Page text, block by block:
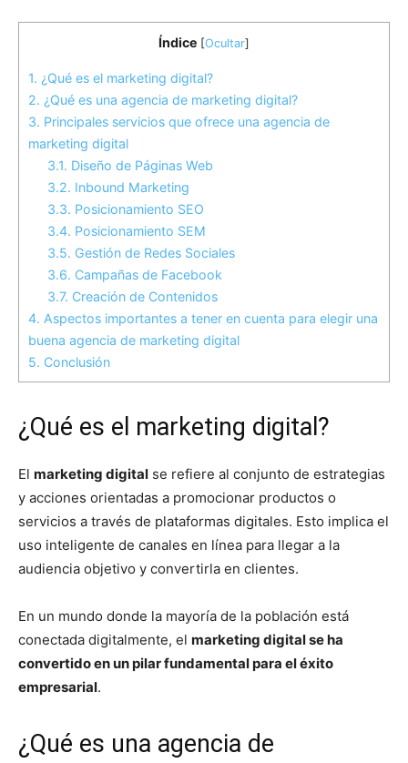
Índice [Ocultar]
1. ¿Qué es el marketing digital?
2. ¿Qué es una agencia de marketing digital?
3. Principales servicios que ofrece una agencia de
marketing digital
3.1. Diseño de Páginas Web
3.2. Inbound Marketing
3.3. Posicionamiento SEO
3.4. Posicionamiento SEM
3.5. Gestión de Redes Sociales
3.6. Campañas de Facebook
3.7. Creación de Contenidos
4. Aspectos importantes a tener en cuenta para elegir una
buena agencia de marketing digital
5. Conclusión
¿Qué es el marketing digital?
El marketing digital se refiere al conjunto de estrategias
y acciones orientadas a promocionar productos o
servicios a través de plataformas digitales. Esto implica el
uso inteligente de canales en línea para llegar a la
audiencia objetivo y convertirla en clientes.
En un mundo donde la mayoría de la población está
conectada digitalmente, el marketing digital se ha
convertido en un pilar fundamental para el éxito
empresarial.
¿Qué es una agencia de